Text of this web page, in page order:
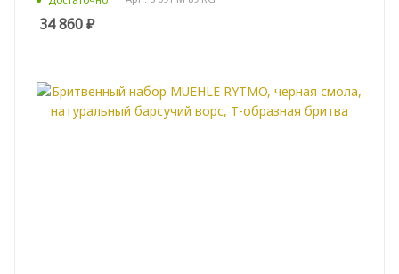
34 860₽